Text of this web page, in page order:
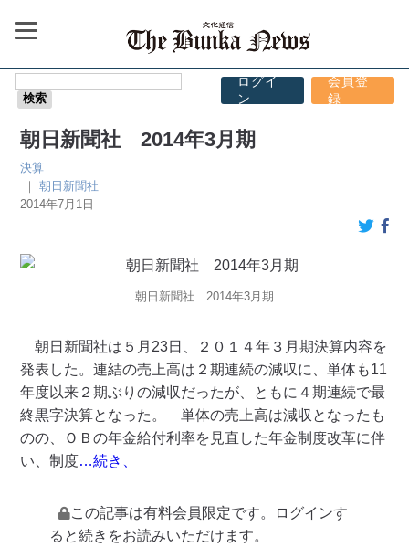
ログイ
ン
会員登
録
朝日新聞社 2014年3月期
決算
｜朝日新聞社
2014年7月1日
朝日新聞社 2014年3月期
朝日新聞社は５月23日、２０１４年３月期決算内容を
発表した。連結の売上高は２期連続の減収に、単体も11
年度以来２期ぶりの減収だったが、ともに４期連続で最
終黒字決算となった。 単体の売上高は減収となったも
のの、ＯＢの年金給付利率を見直した年金制度改革に伴
い、制度…続き、
この記事は有料会員限定です。ログインす
ると続きをお読みいただけます。